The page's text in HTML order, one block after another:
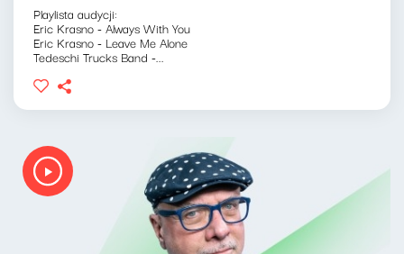
Playlista audycji:
Eric Krasno - Always With You
Eric Krasno - Leave Me Alone
Tedeschi Trucks Band -...